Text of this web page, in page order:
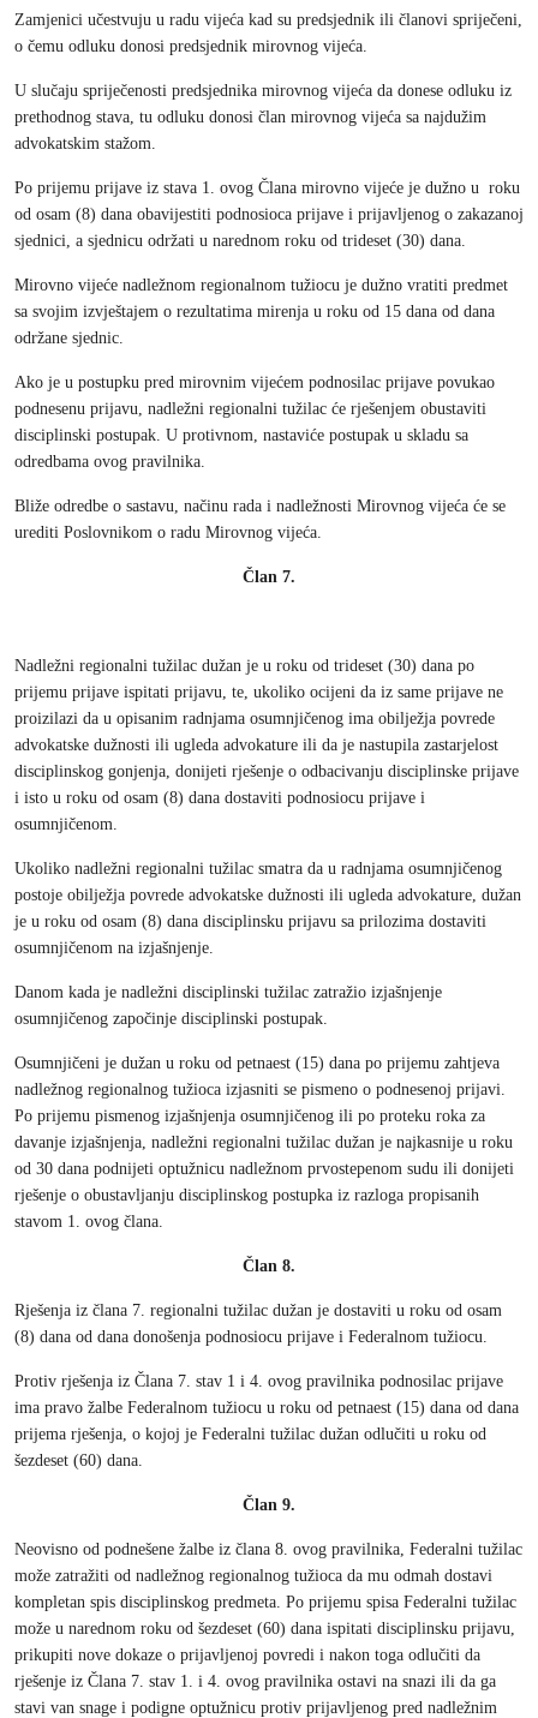
Zamjenici učestvuju u radu vijeća kad su predsjednik ili članovi spriječeni,
o čemu odluku donosi predsjednik mirovnog vijeća.
U slučaju spriječenosti predsjednika mirovnog vijeća da donese odluku iz
prethodnog stava, tu odluku donosi član mirovnog vijeća sa najdužim
advokatskim stažom.
Po prijemu prijave iz stava 1. ovog Člana mirovno vijeće je dužno u roku
od osam (8) dana obavijestiti podnosioca prijave i prijavljenog o zakazanoj
sjednici, a sjednicu održati u narednom roku od trideset (30) dana.
Mirovno vijeće nadležnom regionalnom tužiocu je dužno vratiti predmet
sa svojim izvještajem o rezultatima mirenja u roku od 15 dana od dana
održane sjednic.
Ako je u postupku pred mirovnim vijećem podnosilac prijave povukao
podnesenu prijavu, nadležni regionalni tužilac će rješenjem obustaviti
disciplinski postupak. U protivnom, nastaviće postupak u skladu sa
odredbama ovog pravilnika.
Bliže odredbe o sastavu, načinu rada i nadležnosti Mirovnog vijeća će se
urediti Poslovnikom o radu Mirovnog vijeća.
Član 7.
Nadležni regionalni tužilac dužan je u roku od trideset (30) dana po
prijemu prijave ispitati prijavu, te, ukoliko ocijeni da iz same prijave ne
proizilazi da u opisanim radnjama osumnjičenog ima obilježja povrede
advokatske dužnosti ili ugleda advokature ili da je nastupila zastarjelost
disciplinskog gonjenja, donijeti rješenje o odbacivanju disciplinske prijave
i isto u roku od osam (8) dana dostaviti podnosiocu prijave i
osumnjičenom.
Ukoliko nadležni regionalni tužilac smatra da u radnjama osumnjičenog
postoje obilježja povrede advokatske dužnosti ili ugleda advokature, dužan
je u roku od osam (8) dana disciplinsku prijavu sa prilozima dostaviti
osumnjičenom na izjašnjenje.
Danom kada je nadležni disciplinski tužilac zatražio izjašnjenje
osumnjičenog započinje disciplinski postupak.
Osumnjičeni je dužan u roku od petnaest (15) dana po prijemu zahtjeva
nadležnog regionalnog tužioca izjasniti se pismeno o podnesenoj prijavi.
Po prijemu pismenog izjašnjenja osumnjičenog ili po proteku roka za
davanje izjašnjenja, nadležni regionalni tužilac dužan je najkasnije u roku
od 30 dana podnijeti optužnicu nadležnom prvostepenom sudu ili donijeti
rješenje o obustavljanju disciplinskog postupka iz razloga propisanih
stavom 1. ovog člana.
Član 8.
Rješenja iz člana 7. regionalni tužilac dužan je dostaviti u roku od osam
(8) dana od dana donošenja podnosiocu prijave i Federalnom tužiocu.
Protiv rješenja iz Člana 7. stav 1 i 4. ovog pravilnika podnosilac prijave
ima pravo žalbe Federalnom tužiocu u roku od petnaest (15) dana od dana
prijema rješenja, o kojoj je Federalni tužilac dužan odlučiti u roku od
šezdeset (60) dana.
Član 9.
Neovisno od podnešene žalbe iz člana 8. ovog pravilnika, Federalni tužilac
može zatražiti od nadležnog regionalnog tužioca da mu odmah dostavi
kompletan spis disciplinskog predmeta. Po prijemu spisa Federalni tužilac
može u narednom roku od šezdeset (60) dana ispitati disciplinsku prijavu,
prikupiti nove dokaze o prijavljenoj povredi i nakon toga odlučiti da
rješenje iz Člana 7. stav 1. i 4. ovog pravilnika ostavi na snazi ili da ga
stavi van snage i podigne optužnicu protiv prijavljenog pred nadležnim